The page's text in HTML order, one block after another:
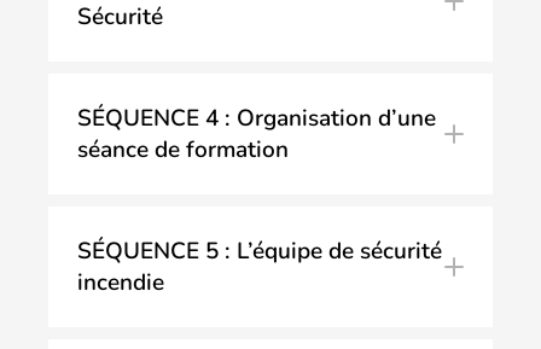
Sécurité
SÉQUENCE 4 : Organisation d’une
séance de formation
SÉQUENCE 5 : L’équipe de sécurité
incendie